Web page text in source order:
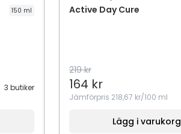
150 ml
3 butiker
Active Day Cure
219 kr
164 kr
Jämförpris 218,67 kr/100 ml
Lägg i varukorg